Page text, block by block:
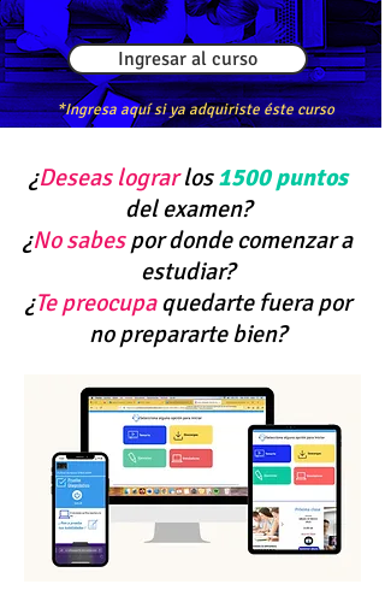
Ingresar al curso
*Ingresa aquí si ya adquiriste éste curso
¿Deseas lograrlos1500 puntos
del examen?
¿No sabespor donde comenzar a
estudiar?
¿Te preocupaquedarte fuera por
no prepararte bien?